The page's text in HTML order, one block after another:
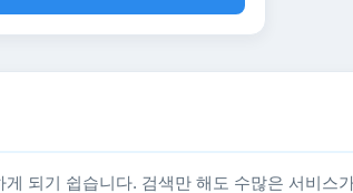
되기 쉽습니다. 검색만 해도 수많은 서비스